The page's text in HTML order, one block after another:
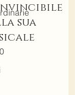
sua